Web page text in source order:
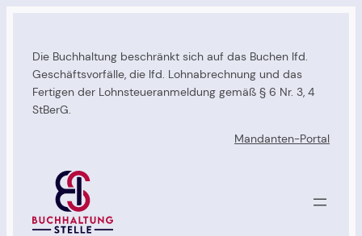
springen
Die Buchhaltung beschränkt sich auf das Buchen lfd.
Geschäftsvorfälle, die lfd. Lohnabrechnung und das
Fertigen der Lohnsteueranmeldung gemäß § 6 Nr. 3, 4
StBerG.
Mandanten-Portal